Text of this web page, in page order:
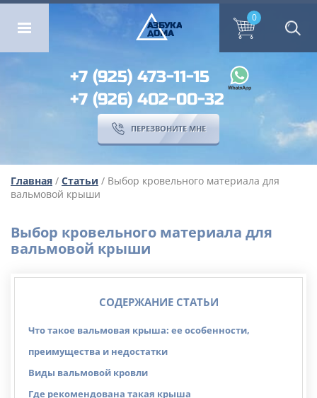
ОМА ПЕРЕЗВОНИТЕ МНЕ
ОМА
АЗБУКА
0
+7 (925) 473-11-15
+7 (926) 402-00-32
ПЕРЕЗВОНИТЕ МНЕ
Главная / Статьи / Выбор кровельного материала для
вальмовой крыши
Выбор кровельного материала для
вальмовой крыши
СОДЕРЖАНИЕ СТАТЬИ
Что такое вальмовая крыша: ее особенности,
преимущества и недостатки
Виды вальмовой кровли
Где рекомендована такая крыша